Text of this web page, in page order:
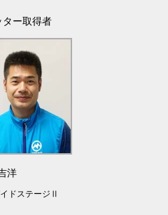
ー取得者
洋
ドステージⅡ